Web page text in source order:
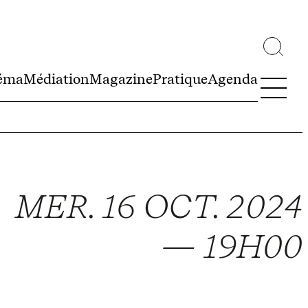
MédiationMagazinePratiqueAgenda
MER. 16 OCT. 2024
— 19H00